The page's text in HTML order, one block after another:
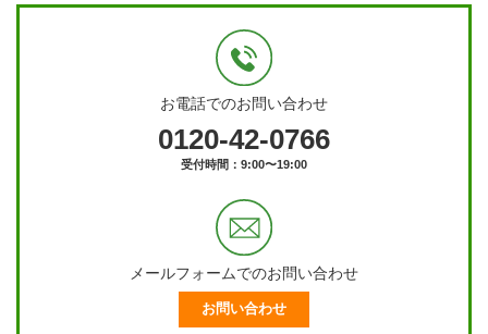
お電話でのお問い合わせ
0120-42-0766
受付時間：9:00〜19:00
メールフォームでのお問い合わせ
お問い合わせ